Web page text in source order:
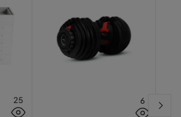
Emeron
25 6